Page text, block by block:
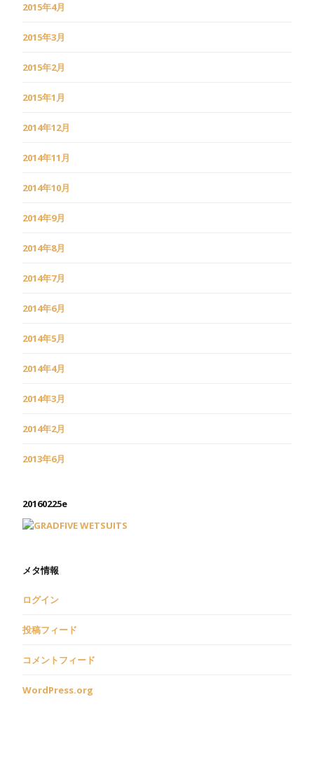
2015年4月
2015年3月
2015年2月
2015年1月
2014年12月
2014年11月
2014年10月
2014年9月
2014年8月
2014年7月
2014年6月
2014年5月
2014年4月
2014年3月
2014年2月
2013年6月
20160225e
メタ情報
ログイン
投稿フィード
コメントフィード
WordPress.org